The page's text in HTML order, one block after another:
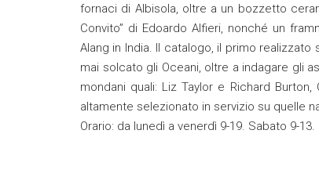
fornaci di Albisola, oltre a un bozzetto
Convito” di Edoardo Alfieri, nonché un
Alang in India. Il catalogo, il primo
mai solcato gli Oceani, oltre a indagare gli
mondani quali: Liz Taylor e Richard
altamente selezionato in servizio su quelle
Orario: da lunedì a venerdì 9-19. Sabato 9-13.